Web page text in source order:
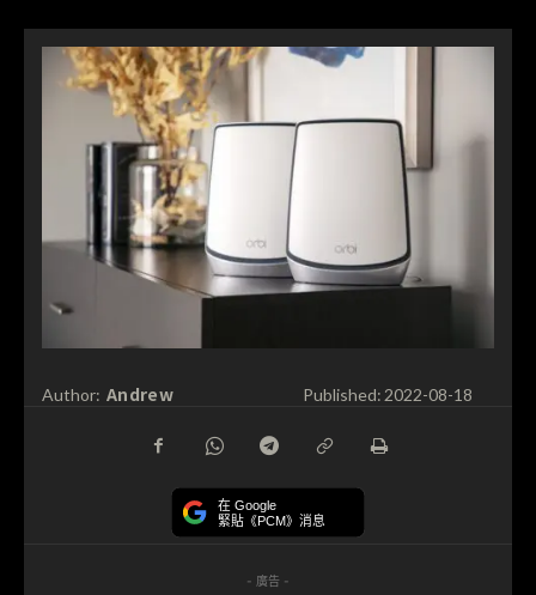
Author: Andrew Published:2022-08-18
在 Google
緊貼《PCM》消息
- 廣告 -